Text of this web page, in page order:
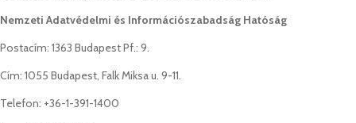
Nemzeti Adatvédelmi és Információszabadság Hatóság
Postacím: 1363 Budapest Pf.: 9.
Cím: 1055 Budapest, Falk Miksa u. 9-11.
Telefon: +36-1-391-1400